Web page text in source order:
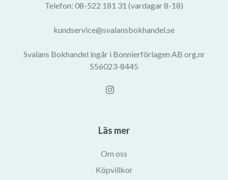
Telefon: 08-522 181 31 (vardagar 8-18)
kundservice@svalansbokhandel.se
Svalans Bokhandel ingår i Bonnierförlagen AB org.nr
556023-8445
Läs mer
Om oss
Köpvillkor